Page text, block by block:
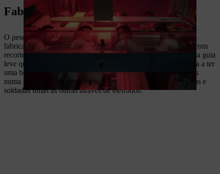
Fabrico de uma guia de três peças
O peso mais baixo consegue-se com as guia de três peças. São
fabricadas a partir de duas chapas laterais e uma placa central com
recortes de grande superfície. Estes recortes permitem criar uma guia
leve que pode ser manuseada com facilidade, mas que continua a ter
uma boa resistência à torção. Todas as três peças são prensadas
numa prensa de soldadura com uma pressão de até 20 toneladas e
soldadas umas às outras através de elétrodos.